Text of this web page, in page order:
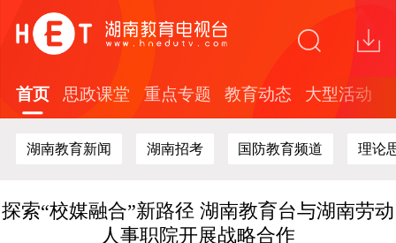
首页 思政课堂 重点专题 教育动态 大型活动
湖南教育新闻 湖南招考 国防教育频道 理论
省广电局赴节目制作现场开展安全生产专项检
查
关于在全省中小学开展红色文化知识答题活动
“这礼是长沙”2026年度文创精品培育计划面向
探索“校媒融合”新路径 湖南教育台与湖南劳动
人事职院开展战略合作